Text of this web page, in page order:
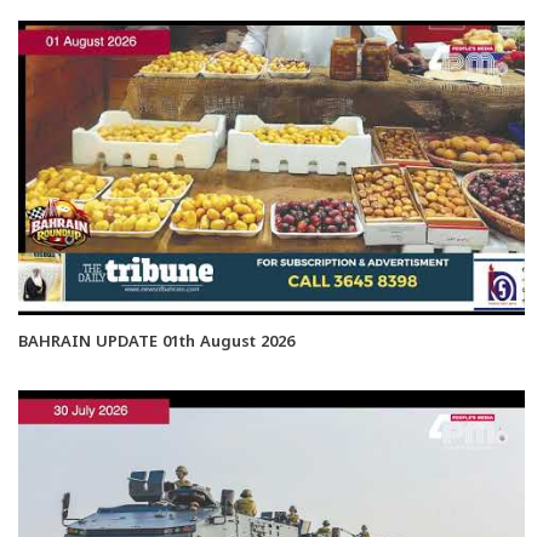
BAHRAIN UPDATE 01th August 2026